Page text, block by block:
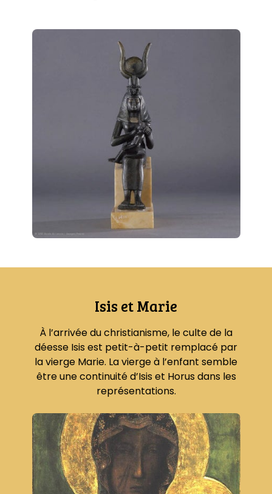
Isis et Marie
À l’arrivée du christianisme, le culte de la
déesse Isis est petit-à-petit remplacé par
la vierge Marie. La vierge à l’enfant semble
être une continuité d’Isis et Horus dans les
représentations.